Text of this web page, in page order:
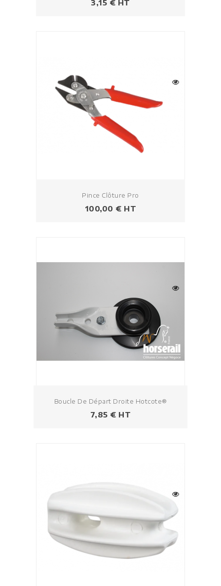
Prix
3,15 € HT
Pince Clôture Pro
Prix
100,00 € HT
Boucle De Départ Droite Hotcote®
Prix
7,85 € HT